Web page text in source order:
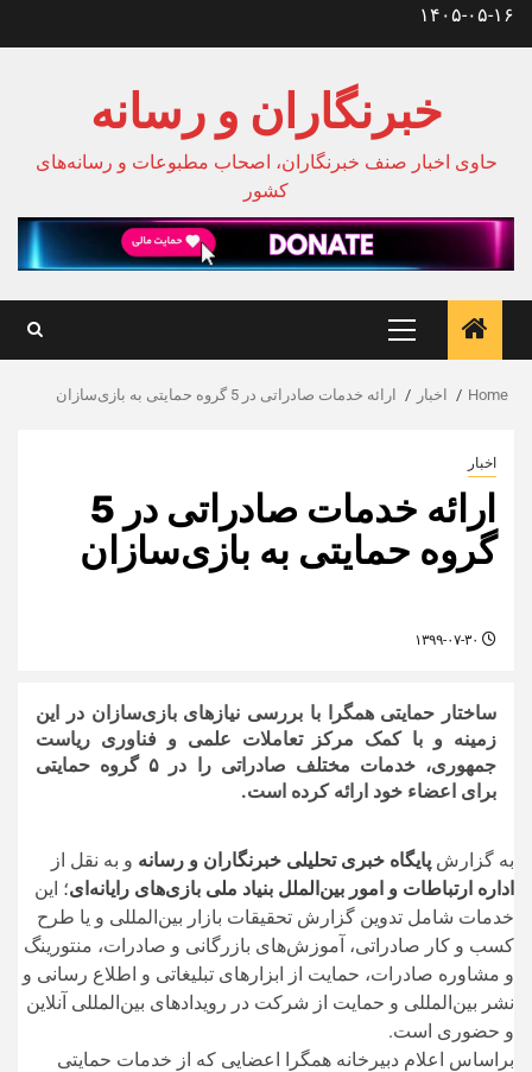
Skip۱۴۰۵-۰۵-۱۶
خبرنگاران و رسانه
حاوی اخبار صنف خبرنگاران، اصحاب مطبوعات و رسانه‌های
کشور
Primary
Menu
Home اخبار ارائه خدمات صادراتی در 5 گروه حمایتی به بازی‌سازان
اخبار
ارائه خدمات صادراتی در 5
گروه حمایتی به بازی‌سازان
ساختار حمایتی همگرا با بررسی نیازهای بازی‌سازان در این
زمینه و با کمک مرکز تعاملات علمی و فناوری ریاست
جمهوری، خدمات مختلف صادراتی را در ۵ گرو‌ه حمایتی
برای اعضاء خود ارائه کرده است.
به گزارش پایگاه خبری تحلیلی خبرنگاران و رسانه و به نقل از
اداره ارتباطات و امور بین‌الملل بنیاد ملی بازی‌های رایانه‌ای؛ این
خدمات شامل تدوین گزارش تحقیقات بازار بین‌المللی و یا طرح
کسب‌ و کار صادراتی، آموزش‌های بازرگانی و صادرات، منتورینگ
و مشاوره صادرات، حمایت از ابزارهای تبلیغاتی و اطلاع رسانی و
نشر بین‌المللی و حمایت از شرکت در رویدادهای بین‌المللی آنلاین
و حضوری است.
براساس اعلام دبیرخانه همگرا اعضایی که از خدمات حمایتی